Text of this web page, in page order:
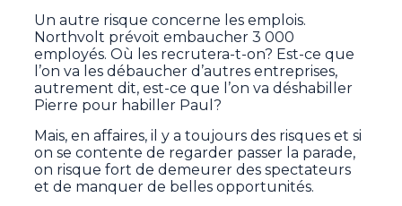
Un autre risque concerne les emplois.
Northvolt prévoit embaucher 3 000
employés. Où les recrutera-t-on? Est-ce que
l’on va les débaucher d’autres entreprises,
autrement dit, est-ce que l’on va déshabiller
Pierre pour habiller Paul?
Mais, en affaires, il y a toujours des risques et si
on se contente de regarder passer la parade,
on risque fort de demeurer des spectateurs
et de manquer de belles opportunités.